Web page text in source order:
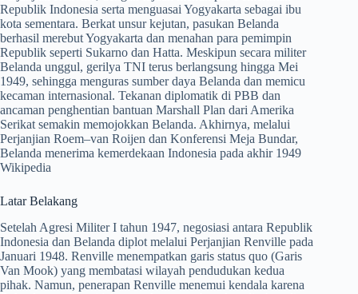
Republik Indonesia serta menguasai Yogyakarta sebagai ibu
kota sementara. Berkat unsur kejutan, pasukan Belanda
berhasil merebut Yogyakarta dan menahan para pemimpin
Republik seperti Sukarno dan Hatta. Meskipun secara militer
Belanda unggul, gerilya TNI terus berlangsung hingga Mei
1949, sehingga menguras sumber daya Belanda dan memicu
kecaman internasional. Tekanan diplomatik di PBB dan
ancaman penghentian bantuan Marshall Plan dari Amerika
Serikat semakin memojokkan Belanda. Akhirnya, melalui
Perjanjian Roem–van Roijen dan Konferensi Meja Bundar,
Belanda menerima kemerdekaan Indonesia pada akhir 1949
Wikipedia
Latar Belakang
Setelah Agresi Militer I tahun 1947, negosiasi antara Republik
Indonesia dan Belanda diplot melalui Perjanjian Renville pada
Januari 1948. Renville menempatkan garis status quo (Garis
Van Mook) yang membatasi wilayah pendudukan kedua
pihak. Namun, penerapan Renville menemui kendala karena